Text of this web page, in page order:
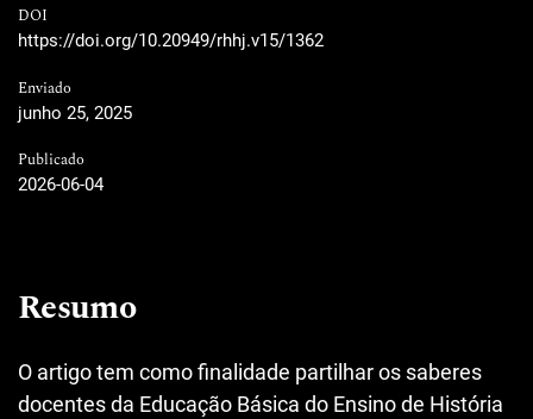
DOI
https://doi.org/10.20949/rhhj.v15/1362
Enviado
junho 25, 2025
Publicado
2026-06-04
Resumo
O artigo tem como finalidade partilhar os saberes
docentes da Educação Básica do Ensino de História